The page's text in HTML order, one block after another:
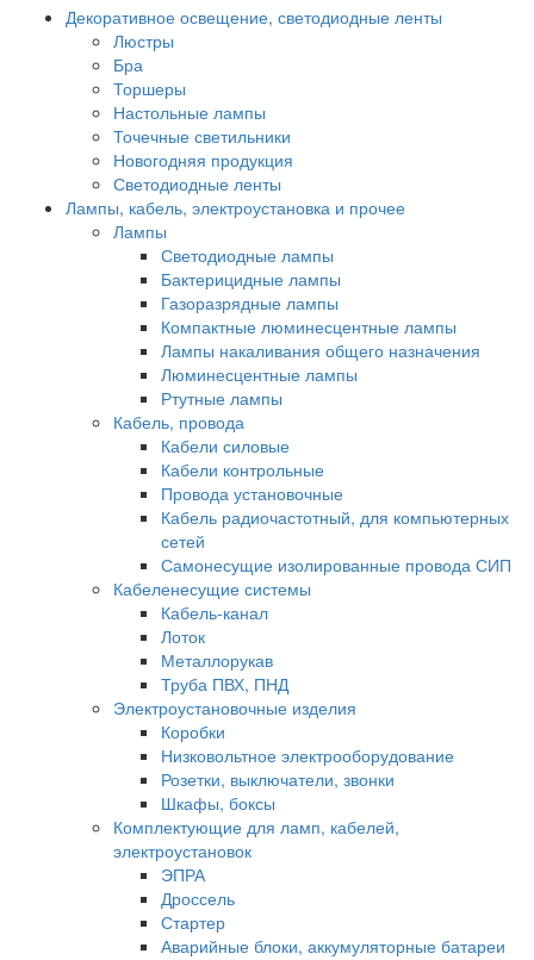
Декоративное освещение, светодиодные ленты
Люстры
Бра
Торшеры
Настольные лампы
Точечные светильники
Новогодняя продукция
Светодиодные ленты
Лампы, кабель, электроустановка и прочее
Лампы
Светодиодные лампы
Бактерицидные лампы
Газоразрядные лампы
Компактные люминесцентные лампы
Лампы накаливания общего назначения
Люминесцентные лампы
Ртутные лампы
Кабель, провода
Кабели силовые
Кабели контрольные
Провода установочные
Кабель радиочастотный, для компьютерных
сетей
Самонесущие изолированные провода СИП
Кабеленесущие системы
Кабель-канал
Лоток
Металлорукав
Труба ПВХ, ПНД
Электроустановочные изделия
Коробки
Низковольтное электрооборудование
Розетки, выключатели, звонки
Шкафы, боксы
Комплектующие для ламп, кабелей,
электроустановок
ЭПРА
Дроссель
Стартер
Аварийные блоки, аккумуляторные батареи